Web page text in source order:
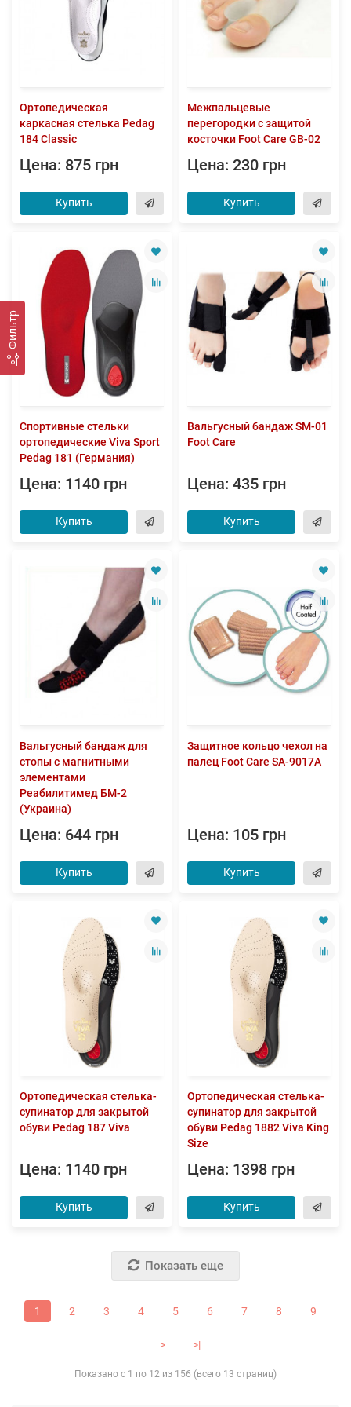
Ортопедическая
каркасная стелька Pedag
184 Classic
Цена: 875 грн
Купить
Межпальцевые
перегородки с защитой
косточки Foot Care GB-02
Цена: 230 грн
Купить
Спортивные стельки
ортопедические Viva Sport
Pedag 181 (Германия)
Цена: 1140 грн
Купить
Вальгусный бандаж SM-01
Foot Care
Цена: 435 грн
Купить
Вальгусный бандаж для
стопы с магнитными
элементами
Реабилитимед БМ-2
(Украина)
Цена: 644 грн
Купить
Защитное кольцо чехол на
палец Foot Care SA-9017A
Цена: 105 грн
Купить
Ортопедическая стелька-
супинатор для закрытой
обуви Pedag 187 Viva
Цена: 1140 грн
Купить
Ортопедическая стелька-
супинатор для закрытой
обуви Pedag 1882 Viva King
Size
Цена: 1398 грн
Купить
Показать еще
1 2 3 4 5 6 7 8 9
> >|
Показано с 1 по 12 из 156 (всего 13 страниц)
Фильтр